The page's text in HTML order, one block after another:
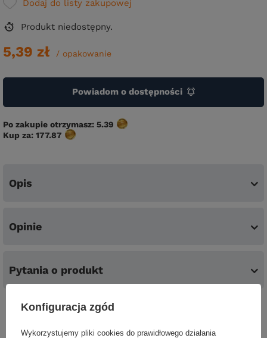
Dodaj do listy zakupowej
Produkt niedostępny
5,39 zł / opakowanie
Powiadom o dostępności
Po zakupie otrzymasz: 5.39
Kup za: 177.87
Opis
Opinie
Pytania o produkt
Konfiguracja zgód
Wykorzystujemy pliki cookies do prawidłowego działania